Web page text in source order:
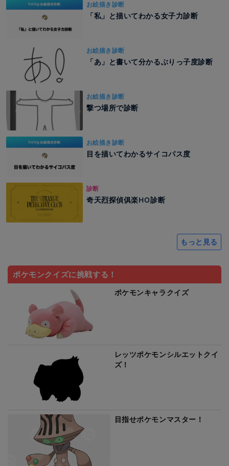
お絵描き診断
「私」と描いてわかる女子力診断
お絵描き診断
「あ」と書いて分かるぶりっ子度診断
お絵描き診断
撃つ場所で診断
お絵描き診断
目を描いてわかるサイコパス度
診断
奇天烈探偵俱楽HO診断
もっと見る
ポケモンクイズに挑戦する！
ポケモンキャラクイズ
レッツポケモンシルエットクイ
ズ！
目指せポケモンマスター！